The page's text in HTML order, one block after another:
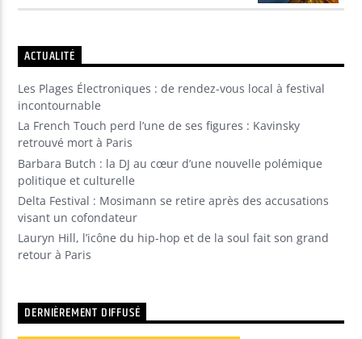
ACTUALITÉ
Les Plages Électroniques : de rendez-vous local à festival
incontournable
La French Touch perd l’une de ses figures : Kavinsky
retrouvé mort à Paris
Barbara Butch : la DJ au cœur d’une nouvelle polémique
politique et culturelle
Delta Festival : Mosimann se retire après des accusations
visant un cofondateur
Lauryn Hill, l’icône du hip-hop et de la soul fait son grand
retour à Paris
DERNIÈREMENT DIFFUSÉ